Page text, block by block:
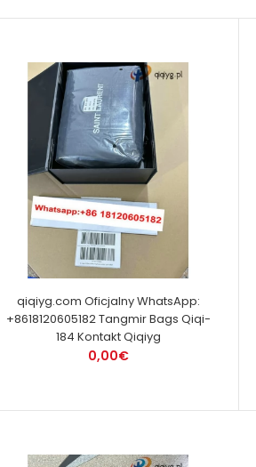
qiqiyg.com Oficjalny WhatsApp:
+8618120605182 Tangmir Bags Qiqi-
184 Kontakt Qiqiyg
0,00€